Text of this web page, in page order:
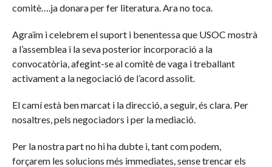
comitè….ja donara per fer literatura. Ara no toca.
Agraïm i celebrem el suport i benentessa que USOC mostrà
a l’assemblea i la seva posterior incorporació a la
convocatòria, afegint-se al comitè de vaga i treballant
activament a la negociació de l’acord assolit.
El camí està ben marcat i la direcció, a seguir, és clara. Per
nosaltres, pels negociadors i per la mediació.
Per la nostra part no hi ha dubte i, tant com podem,
forçarem les solucions més immediates, sense trencar els